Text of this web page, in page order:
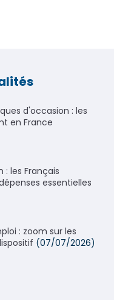
d'occasion : les
en France
les Français
essentielles
: zoom sur les
(07/07/2026)